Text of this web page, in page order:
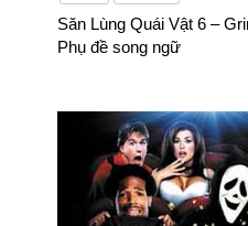
Săn Lùng Quái Vật 6 –
Phụ đề song ngữ